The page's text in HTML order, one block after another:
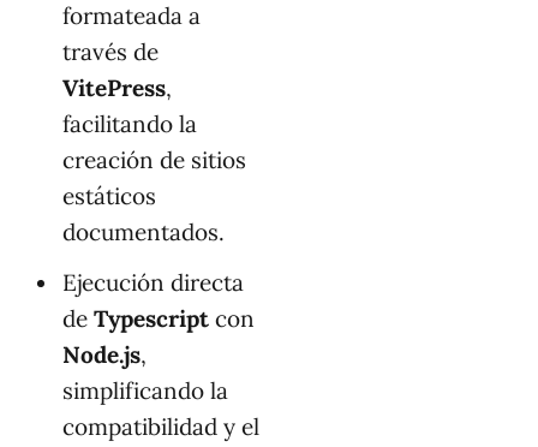
formateada a
través de
VitePress,
facilitando la
creación de sitios
estáticos
documentados.
Ejecución directa
de Typescript con
Node.js,
simplificando la
compatibilidad y el